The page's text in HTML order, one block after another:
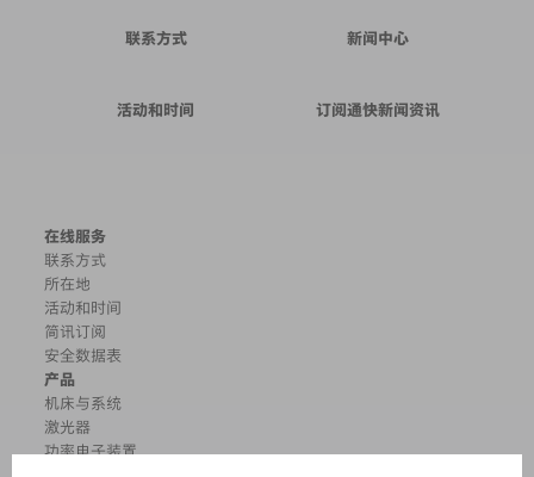
联系方式 新闻中心
活动和时间 订阅通快新闻资讯
在线服务
联系方式
所在地
活动和时间
简讯订阅
安全数据表
产品
机床与系统
激光器
功率电子装置